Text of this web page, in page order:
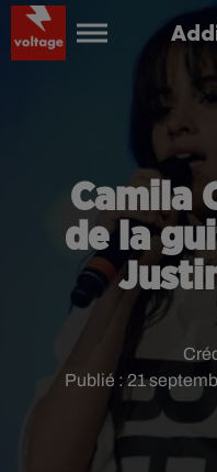
Camila
de la
Publié : 21